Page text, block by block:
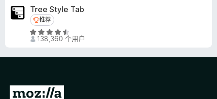
4
.
6
/
Tree Style Tab
推荐
推荐
评
分
/
5
138,360 个用户
转